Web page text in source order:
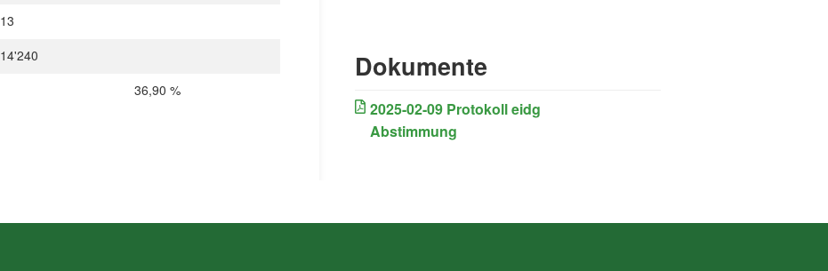
13
14'240
36,90 %
Dokumente
2025-02-09 Protokoll eidg
Abstimmung